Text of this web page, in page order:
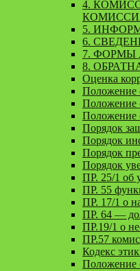
4.
5.
6.
7. ФОРМЫ
8.
Оценка
Положение
Положение
Положение
Порядок
Порядок
Порядок
Порядок
ПР. 25/1 об
ПР. 55
ПР. 17/1 о
ПР. 64 —
ПР.19/1 о
ПР.57
Кодекс
Положение